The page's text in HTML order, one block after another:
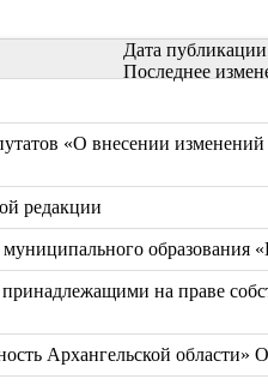
Дата
Последнее
«О внесении
редакции
образования
на праве
Архангельской области»